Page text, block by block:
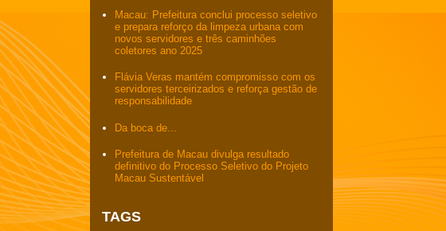
Macau: Prefeitura conclui processo seletivo
e prepara reforço da limpeza urbana com
novos servidores e três caminhões
coletores ano 2025
Flávia Veras mantém compromisso com os
servidores terceirizados e reforça gestão de
responsabilidade
Da boca de...
Prefeitura de Macau divulga resultado
definitivo do Processo Seletivo do Projeto
Macau Sustentável
TAGS